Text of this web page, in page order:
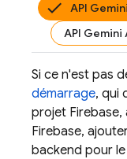
API
API Gemini
Si ce n'est pas
démarrage, qui
projet
Firebase,
backend pour